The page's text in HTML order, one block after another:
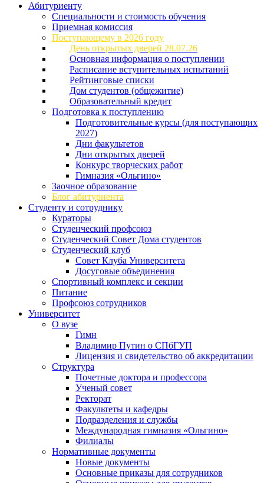
Абитуриенту
Специальности и стоимость обучения
Приемная комиссия
Поступающему в 2026 году
День открытых дверей 28.07.26
Основная информация о поступлении
Расписание вступительных испытаний
Рейтинговые списки
Дом студентов (общежитие)
Образовательный кредит
Подготовка к поступлению
Подготовительные курсы (для поступающих
2027)
Дни факультетов
Дни открытых дверей
Конкурс творческих работ
Гимназия «Ольгино»
Заочное образование
Блог абитуриента
Студенту и сотруднику
Кураторы
Студенческий профсоюз
Студенческий Совет Дома студентов
Студенческий клуб
Совет Клуба Университета
Досуговые объединения
Спортивный комплекс и секции
Питание
Профсоюз сотрудников
Университет
О вузе
Гимн
Владимир Путин о СПбГУП
Лицензия и свидетельство об аккредитации
Структура
Почетные доктора и профессора
Ученый совет
Ректорат
Факультеты и кафедры
Подразделения и службы
Международная гимназия «Ольгино»
Филиалы
Нормативные документы
Новые документы
Основные приказы для сотрудников